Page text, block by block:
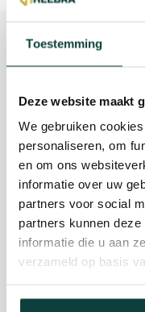
Toestemming
Deze website maakt
We gebruiken
personaliseren, om
en om ons
informatie over uw
partners voor social
partners kunnen
informatie die u aan
verzameld op basis
Kunnen we je
085-2121757